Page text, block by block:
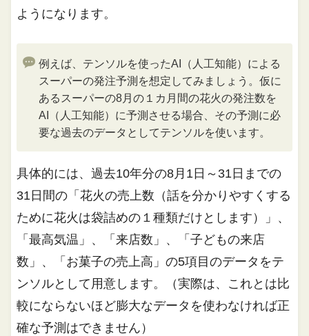
ようになります。
例えば、テンソルを使ったAI（人工知能）による
スーパーの発注予測を想定してみましょう。仮に
あるスーパーの8月の１カ月間の花火の発注数を
AI（人工知能）に予測させる場合、その予測に必
要な過去のデータとしてテンソルを使います。
具体的には、過去10年分の8月1日～31日までの
31日間の「花火の売上数（話を分かりやすくする
ために花火は袋詰めの１種類だけとします）」、
「最高気温」、「来店数」、「子どもの来店
数」、「お菓子の売上高」の5項目のデータをテ
ンソルとして用意します。（実際は、これとは比
較にならないほど膨大なデータを使わなければ正
確な予測はできません）